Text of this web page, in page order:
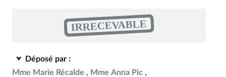
IRRECEVABLE
Déposé par :
Mme Marie Récalde
Mme Anna Pic